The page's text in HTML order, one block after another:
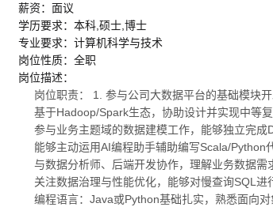
薪资：面议
学历要求：本科,硕士,博士
专业要求：计算机科学与技术
岗位性质：全职
岗位描述：
岗位职责： 1. 参与公司大数据平台的基础模块
基于Hadoop/Spark生态，协助设计并实现中等
参与业务主题域的数据建模工作，能够独立完
能够主动运用AI编程助手辅助编写Scala/Python
与数据分析师、后端开发协作，理解业务数据
关注数据治理与性能优化，能够对慢查询SQL
编程语言：Java或Python基础扎实，熟悉面向